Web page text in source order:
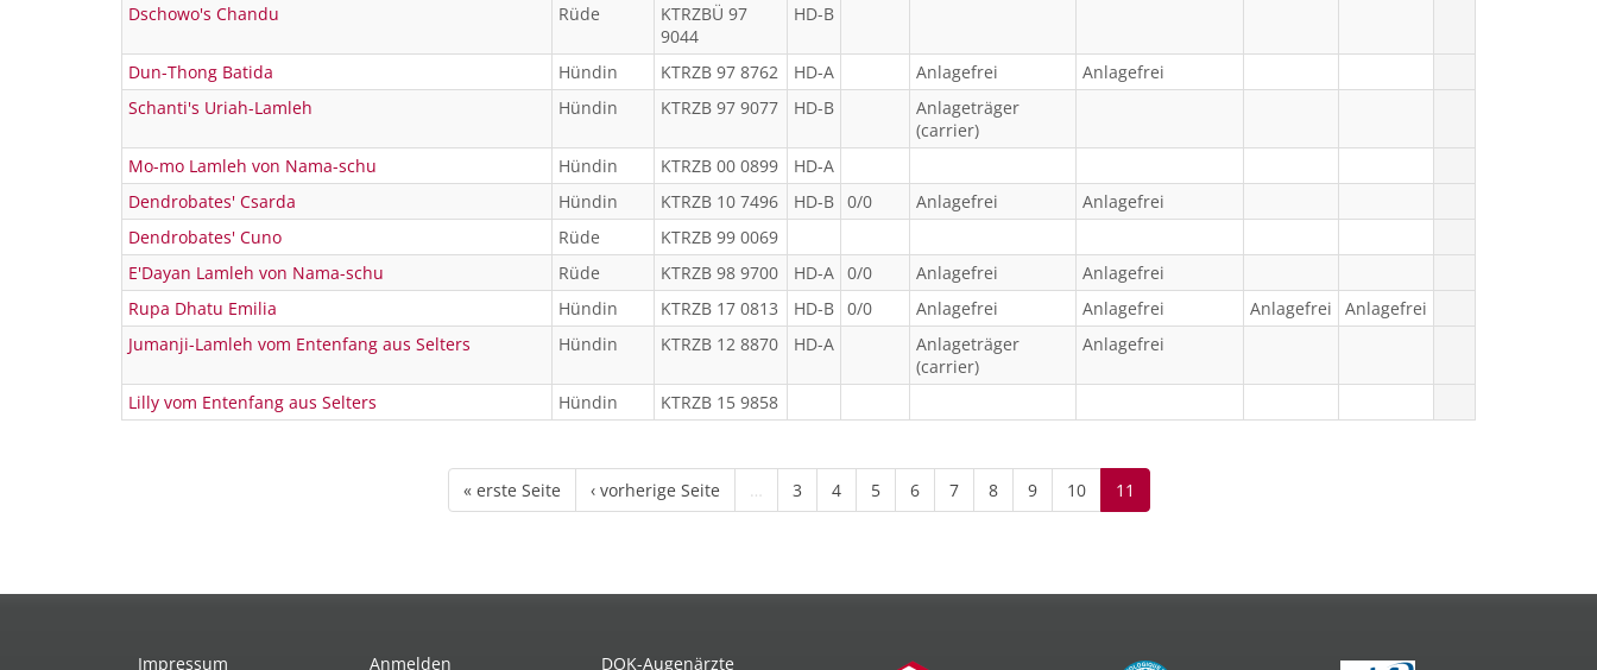
Dschowo's Chandu
Rüde
KTRZBÜ 97
9044
HD-B
Dun-Thong Batida Hündin KTRZB 97 8762 HD-A Anlagefrei
Anlagefrei
Schanti's Uriah-Lamleh
Hündin KTRZB 97 9077 HD-B
Anlageträger
(carrier)
Mo-mo Lamleh von Nama-schu
Hündin KTRZB 00 0899
HD-A
Dendrobates' Csarda
Hündin KTRZB 10 7496 HD-B 0/0 Anlagefrei
Anlagefrei
Dendrobates' Cuno
Rüde
KTRZB 99 0069
E'Dayan Lamleh von Nama-schu
Rüde KTRZB 98 9700 HD-A 0/0 Anlagefrei
Anlagefrei
Rupa Dhatu Emilia
Hündin KTRZB 17 0813 HD-B 0/0 Anlagefrei Anlagefrei Anlagefrei
Anlagefrei
Jumanji-Lamleh vom Entenfang aus Selters
Hündin KTRZB 12 8870 HD-A
Anlageträger
(carrier)
Anlagefrei
Lilly vom Entenfang aus Selters Hündin KTRZB 15 9858
« erste Seite ‹ vorherige Seite … 3 4 5 6 7 8 9 10 11
Impressum Anmelden DOK-Augenärzte